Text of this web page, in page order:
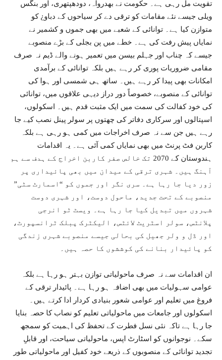
تقویت مل رہی ہے۔ حکومت نے بھدرواہ، دودھپتھری، اور بنگس
ویلی جیسے نئے مقامات کو ترقی دے کر سیاحوں کے دباو¿ کو
متوازن کیا ہے۔ توانائی کے شعبے میں بھی جموں و کشمیر نے
نمایاں پیش رفت کی ہے۔ خطے میں پن بجلی کے بڑے منصوبے
جیسے کہ چناب اور جہلم بیسن میں تعمیر ہونے والے ڈیم نہ صرف
مقامی ضروریات پوری کر رہے ہیں بلکہ توانائی کے برآمدی
امکانات بھی پیدا کر رہے ہیں۔ ساتھ ہی شمسی اور ہوا کی
توانائی کے منصوبے، خصوصاً دور دراز دیہی علاقوں میں، توانائی
کی خود کفالت کی سمت میں ایک مثبت قدم ہیں۔ اسکولوں،
اسپتالوں اور سرکاری دفاتر کی چھتوں پر سولر پینل نصب کیے جا
رہے ہیں جن سے نہ صرف اخراجات میں کمی ہو رہی ہے بلکہ
کاربن فٹ پرنٹ میں بھی نمایاں کمی آئی ہے۔ یہ اقدامات
ہندوستان کے 2070 تک خالص صفر کاربن اخراج کے ہدف سے ہم
آہنگ ہیں۔ شہری ترقی کے میدان میں بھی پائیداری پر
زور دیا جا رہا ہے۔ سری نگر اور جموں کو “اسمارٹ سٹی”
منصوبے کے تحت جدید، ماحول دوست، اور شہری دوست
شہروں میں تبدیل کیا جا رہا ہے۔ ویسٹ ٹو انرجی
پلانٹس، سولر اسٹریٹ لائٹس، الیکٹرک پبلک ٹرانسپورٹ،
اور ڈل و ولر جھیل کی بحالی جیسے منصوبے شہری زندگی
کو پائیدار بنانے کی کوششوں کا حصہ ہیں۔
ان اقدامات سے نہ صرف ماحولیاتی توازن بہتر ہو رہا ہے بلکہ
عوامی سہولیات میں بھی اضافہ ہو رہا ہے۔ پائیدار ترقی کے
فروغ میں تعلیم اور عوامی شعور بنیادی کردار ادا کرتے ہیں۔
اسکولوں اور جامعات میں ماحولیاتی تعلیم کو نصاب کا حصہ بنایا
جا رہا ہے تاکہ نئی نسل فطرت کے تحفظ کی اہمیت کو سمجھ
سکے۔ نوجوانوں کو اسٹارٹ اپس، ماحولیاتی سیاحت، اور قابلِ
تجدید توانائی کے منصوبوں کے ذریعے خود کفیل اور ماحولیاتی طور